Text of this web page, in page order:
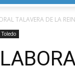
TALAVERA DE LA
Toledo